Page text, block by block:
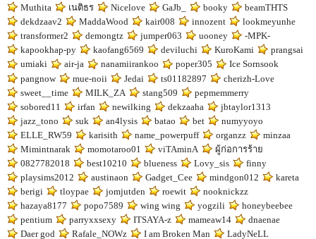
Muthita
เนติธร Nicelove GaJb_ booky
beamTHTS
dekdzaav2
MaddaWood kair008 innozent
lookmeyunhe
transformer2
demongtz jumper063 uooney
-MPK-
kapookhap-py
kaofang6569 deviluchi KuroKami
prangsai
umiaki
air-ja nanamiirankoo poper305
Ice Sornsook
pangnow
mue-noii Jedai ts01182897
cherizh-Love
sweet__time
MILK_ZA stang509
pepmemmerry
sobored11
irfan newilking dekzaaha
jbtaylor1313
jazz_tono
suk an4lysis batao bet
numyyoyo
ELLE_RW59
karisith name_powerpuff organzz
minzaa
Mimintnarak
momotaroo01 viTAminA
ผู้ก่อการร้าย
0827782018
best10210 blueness Lovy_sis
finny
playsims2012
austinaon Gadget_Cee mindgon012
kareta
berigi
tloypae jomjutden roewit
nooknickzz
hazaya8177
popo7589 wing wing yogzili
honeybeebee
pentium
parryxxsexy ITSAYA-z mameaw14
dnaenae
Daer god
Rafale_NOWz I am Broken Man LadyNeLL